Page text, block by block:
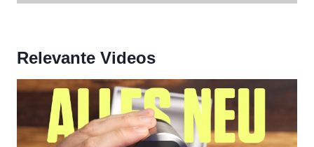
Relevante Videos